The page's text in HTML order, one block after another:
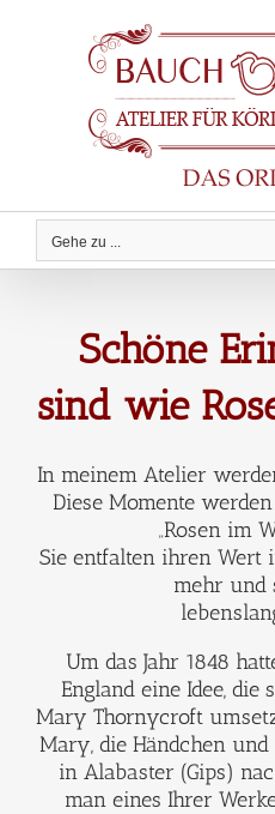
Gehe zu ...
Schöne
sind wie
In meinem Atelier
Diese Momente
„Rosen im
Sie entfalten ihren Wert
mehr und
Um das Jahr 1848
England eine Idee,
Mary Thornycroft
Mary, die Händchen
in Alabaster (Gips)
man eines Ihrer